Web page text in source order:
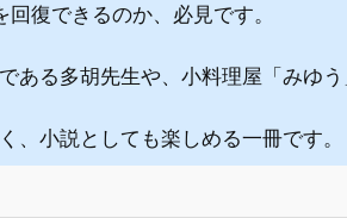
復できるのか、必見です。
ある多胡先生や、小料理屋「みゆ
、小説としても楽しめる一冊です。